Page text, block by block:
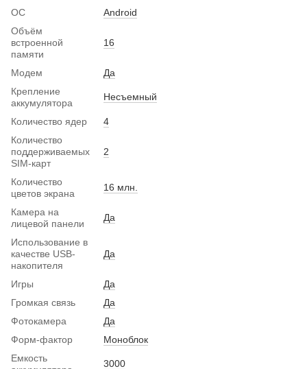
ОС
Android
Объём
встроенной
памяти
16
Модем
Да
Крепление
аккумулятора
Несъемный
Количество ядер
4
Количество
поддерживаемых
SIM-карт
2
Количество
цветов экрана
16 млн.
Камера на
лицевой панели
Да
Использование в
качестве USB-
накопителя
Да
Игры
Да
Громкая связь
Да
Фотокамера
Да
Форм-фактор
Моноблок
Емкость
3000